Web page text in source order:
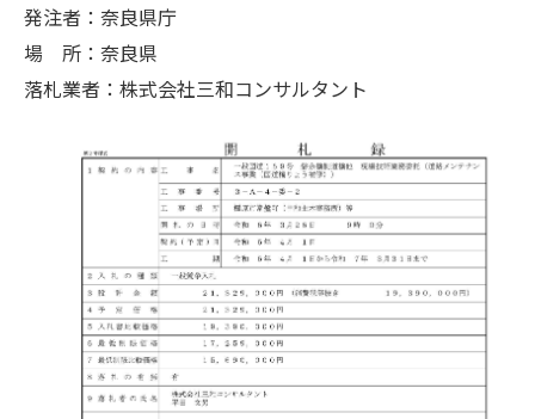
発注者：奈良県庁
場 所：奈良県
落札業者：株式会社三和コンサルタント